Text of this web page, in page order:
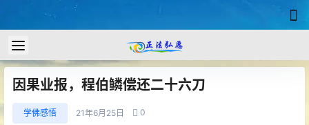
因果业报，程伯鳞偿还二十六刀
学佛感悟 21年6月25日 0